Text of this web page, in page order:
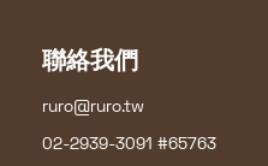
聯絡我們
ruro@ruro.tw
02-2939-3091 #65763